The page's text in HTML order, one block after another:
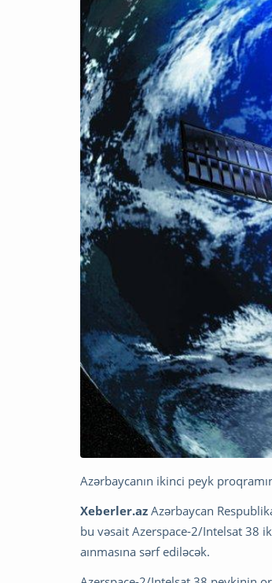
Azərbaycanın ikinci peyk
Xeberler.az Azərbaycan
bu vəsait Azerspace-2/Intelsat 38
aınmasına sərf ediləcək.